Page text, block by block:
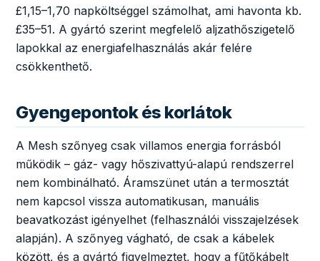
£1,15–1,70 napköltséggel számolhat, ami havonta kb.
£35–51. A gyártó szerint megfelelő aljzathőszigetelő
lapokkal az energiafelhasználás akár felére
csökkenthető.
Gyengepontok és korlátok
A Mesh szőnyeg csak villamos energia forrásból
működik – gáz- vagy hőszivattyú-alapú rendszerrel
nem kombinálható. Áramszünet után a termosztát
nem kapcsol vissza automatikusan, manuális
beavatkozást igényelhet (felhasználói visszajelzések
alapján). A szőnyeg vágható, de csak a kábelek
között, és a gyártó figyelmeztet, hogy a fűtőkábelt